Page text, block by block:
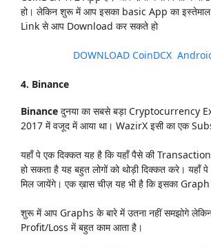
हो। लेकिन शुरू में आप इसका basic App का इस्तेमाल
Link से आप Download कर सकते हो
DOWNLOAD CoinDCX
4. Binance
Binance दुनया का सबसे बड़ा Cryptocurrency
2017 में वजूद में आया था। WazirX इसी का एक
यहाँ पे एक दिक्कत यह है कि यहाँ पैसे की
हो सकता है यह बहुत लोगों को थोड़ी दिक्कत करे। यहाँ
मिल जायेंगे। एक ख़ास चीज़ यह भी है कि इसका
शुरू में आप Graphs के बारे में उतना नहीं समझोगे
Profit/Loss में बहुत काम आता है।